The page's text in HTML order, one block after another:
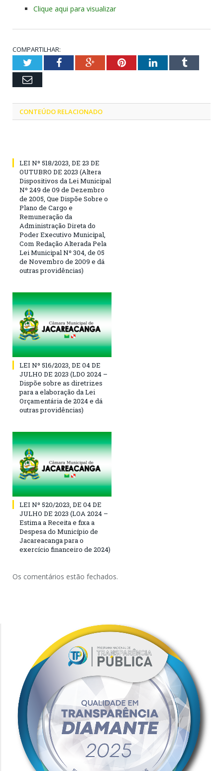
Clique aqui para visualizar
COMPARTILHAR:
TwitterFacebookGoogle+PinterestLinkedInTumblr
Email
CONTEÚDO RELACIONADO
LEI Nº 518/2023, DE 23 DE
OUTUBRO DE 2023 (Altera
Dispositivos da Lei Municipal
Nº 249 de 09 de Dezembro
de 2005, Que Dispõe Sobre o
Plano de Cargo e
Remuneração da
Administração Direta do
Poder Executivo Municipal,
Com Redação Alterada Pela
Lei Municipal Nº 304, de 05
de Novembro de 2009 e dá
outras providências)
LEI Nº 516/2023, DE 04 DE
JULHO DE 2023 (LDO 2024 –
Dispõe sobre as diretrizes
para a elaboração da Lei
Orçamentária de 2024 e dá
outras providências)
LEI Nº 520/2023, DE 04 DE
JULHO DE 2023 (LOA 2024 –
Estima a Receita e fixa a
Despesa do Município de
Jacareacanga para o
exercício financeiro de 2024)
Os comentários estão fechados.